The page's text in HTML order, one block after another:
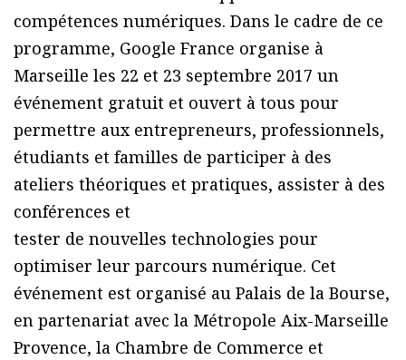
compétences numériques. Dans le cadre de ce
programme, Google France organise à
Marseille les 22 et 23 septembre 2017 un
événement gratuit et ouvert à tous pour
permettre aux entrepreneurs, professionnels,
étudiants et familles de participer à des
ateliers théoriques et pratiques, assister à des
conférences et
tester de nouvelles technologies pour
optimiser leur parcours numérique. Cet
événement est organisé au Palais de la Bourse,
en partenariat avec la Métropole Aix-Marseille
Provence, la Chambre de Commerce et